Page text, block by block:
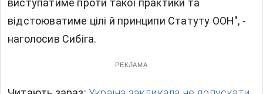
виступатиме проти такої практики та
відстоюватиме цілі й принципи Статуту ООН", -
наголосив Сибіга.
РЕКЛАМА